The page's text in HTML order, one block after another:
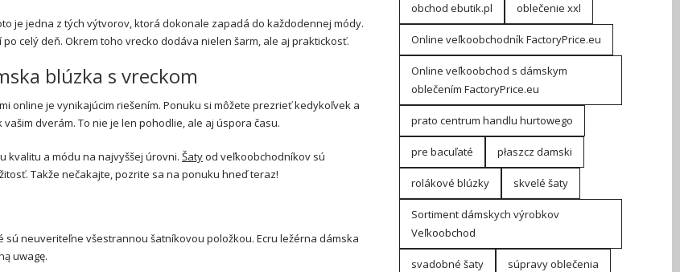
je jedna z tých výtvorov, ktorá dokonale zapadá do každodennej módy.
celý deň. Okrem toho vrecko dodáva nielen šarm, ale aj praktickosť.
blúzka s vreckom
online je vynikajúcim riešením. Ponuku si môžete prezrieť kedykoľvek a
dverám. To nie je len pohodlie, ale aj úspora času.
kvalitu a módu na najvyššej úrovni. Šatyod veľkoobchodníkov sú
Takže nečakajte, pozrite sa na ponuku hneď teraz!
sú neuveriteľne všestrannou šatníkovou položkou. Ecru ležérna dámska
uwagę.
obchod ebutik.pl oblečenie xxl
Online veľkoobchodník FactoryPrice.eu
Online veľkoobchod s dámskym
oblečením FactoryPrice.eu
prato centrum handlu hurtowego
pre bacuľaté płaszcz damski
rolákové blúzky skvelé šaty
Sortiment dámskych výrobkov
Veľkoobchod
svadobné šaty súpravy oblečenia